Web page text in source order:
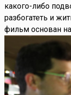
какого-либо
разбогатеть и
фильм основан